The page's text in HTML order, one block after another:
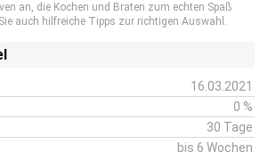
an, die Kochen und Braten zum echten Spaß
auch hilfreiche Tipps zur richtigen Auswahl.
16.03.2021
0 %
30 Tage
bis 6 Wochen